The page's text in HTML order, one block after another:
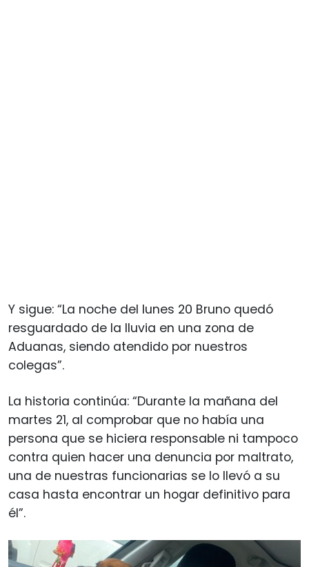
Y sigue: “La noche del lunes 20 Bruno quedó
resguardado de la lluvia en una zona de
Aduanas, siendo atendido por nuestros
colegas”.
La historia continúa: “Durante la mañana del
martes 21, al comprobar que no había una
persona que se hiciera responsable ni tampoco
contra quien hacer una denuncia por maltrato,
una de nuestras funcionarias se lo llevó a su
casa hasta encontrar un hogar definitivo para
él”.